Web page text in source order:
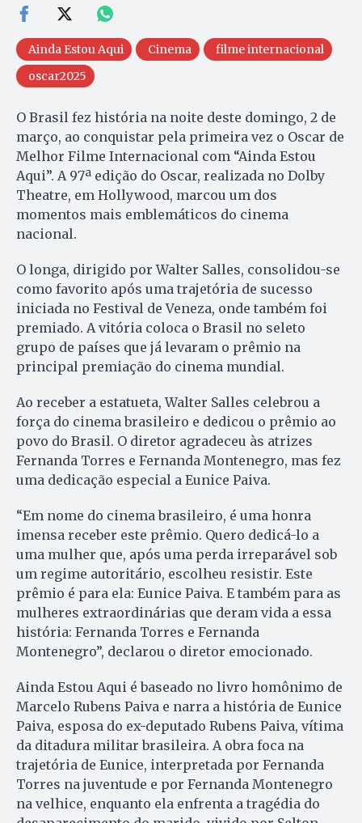
Ainda Estou Aqui Cinema
filme internacional
oscar2025
O Brasil fez história na noite deste domingo, 2 de
março, ao conquistar pela primeira vez o Oscar de
Melhor Filme Internacional com “Ainda Estou
Aqui”. A 97ª edição do Oscar, realizada no Dolby
Theatre, em Hollywood, marcou um dos
momentos mais emblemáticos do cinema
nacional.
O longa, dirigido por Walter Salles, consolidou-se
como favorito após uma trajetória de sucesso
iniciada no Festival de Veneza, onde também foi
premiado. A vitória coloca o Brasil no seleto
grupo de países que já levaram o prêmio na
principal premiação do cinema mundial.
Ao receber a estatueta, Walter Salles celebrou a
força do cinema brasileiro e dedicou o prêmio ao
povo do Brasil. O diretor agradeceu às atrizes
Fernanda Torres e Fernanda Montenegro, mas fez
uma dedicação especial a Eunice Paiva.
“Em nome do cinema brasileiro, é uma honra
imensa receber este prêmio. Quero dedicá-lo a
uma mulher que, após uma perda irreparável sob
um regime autoritário, escolheu resistir. Este
prêmio é para ela: Eunice Paiva. E também para as
mulheres extraordinárias que deram vida a essa
história: Fernanda Torres e Fernanda
Montenegro”, declarou o diretor emocionado.
Ainda Estou Aqui é baseado no livro homônimo de
Marcelo Rubens Paiva e narra a história de Eunice
Paiva, esposa do ex-deputado Rubens Paiva, vítima
da ditadura militar brasileira. A obra foca na
trajetória de Eunice, interpretada por Fernanda
Torres na juventude e por Fernanda Montenegro
na velhice, enquanto ela enfrenta a tragédia do